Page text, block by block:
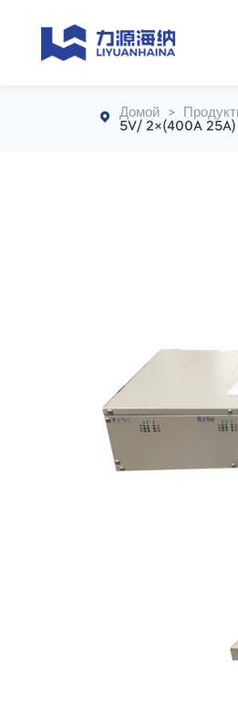
 Домой >
5V/ 2×(400A